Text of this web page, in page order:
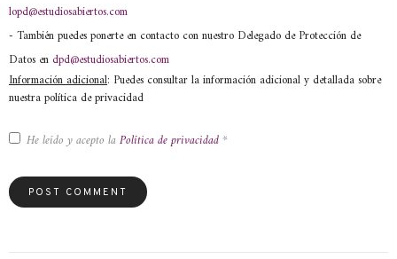
lopd@estudiosabiertos.com
- También puedes ponerte en contacto con nuestro Delegado de Protección de
Datos en dpd@estudiosabiertos.com
Información adicional: Puedes consultar la información adicional y detallada sobre
nuestra política de privacidad
He leído y acepto la Política de privacidad *